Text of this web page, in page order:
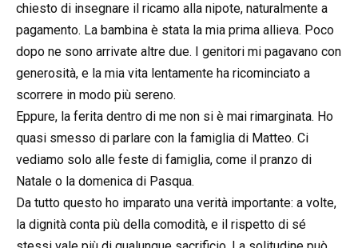
chiesto di insegnare il ricamo alla nipote, naturalmente a
pagamento. La bambina è stata la mia prima allieva. Poco
dopo ne sono arrivate altre due. I genitori mi pagavano con
generosità, e la mia vita lentamente ha ricominciato a
scorrere in modo più sereno.
Eppure, la ferita dentro di me non si è mai rimarginata. Ho
quasi smesso di parlare con la famiglia di Matteo. Ci
vediamo solo alle feste di famiglia, come il pranzo di
Natale o la domenica di Pasqua.
Da tutto questo ho imparato una verità importante: a volte,
la dignità conta più della comodità, e il rispetto di sé